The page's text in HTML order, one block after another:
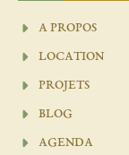
A PROPOS
LOCATION
PROJETS
BLOG
AGENDA